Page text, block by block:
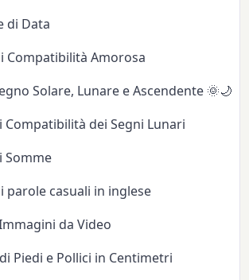
di Data
Compatibilità Amorosa
Solare, Lunare e Ascendente 🌞🌙✨
Compatibilità dei Segni Lunari
Somme
parole casuali in inglese
da Video
Piedi e Pollici in Centimetri